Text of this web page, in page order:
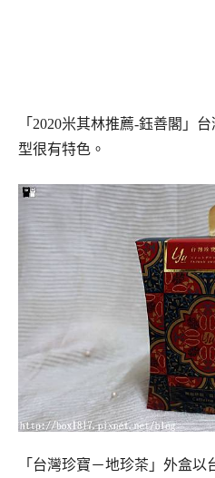
「2020米其林推薦-鈺善閣」
型很有特色。
「台灣珍寶－地珍茶」外盒